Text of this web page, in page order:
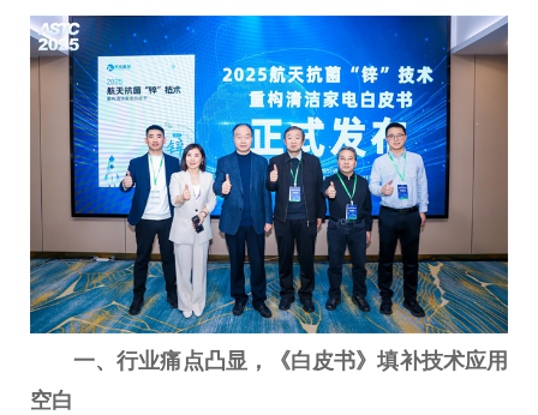
一、行业痛点凸显，《白皮书》填补技术应用
空白